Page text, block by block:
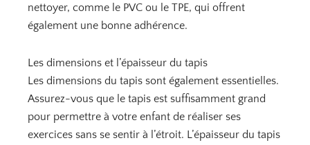
nettoyer, comme le PVC ou le TPE, qui offrent
également une bonne adhérence.
Les dimensions et l’épaisseur du tapis
Les dimensions du tapis sont également essentielles.
Assurez-vous que le tapis est suffisamment grand
pour permettre à votre enfant de réaliser ses
exercices sans se sentir à l’étroit. L’épaisseur du tapis